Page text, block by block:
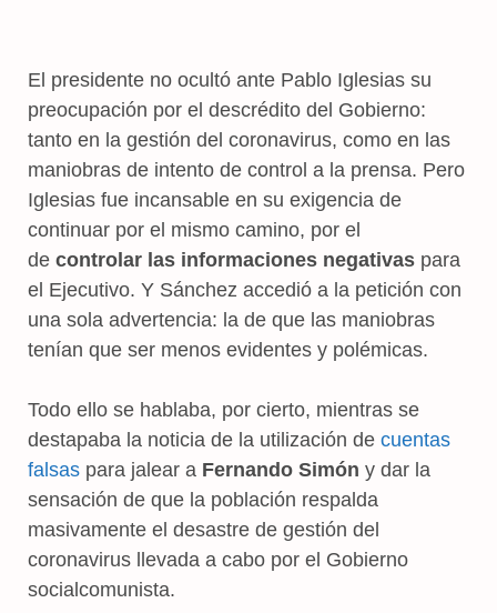
El presidente no ocultó ante Pablo Iglesias su
preocupación por el descrédito del Gobierno:
tanto en la gestión del coronavirus, como en las
maniobras de intento de control a la prensa. Pero
Iglesias fue incansable en su exigencia de
continuar por el mismo camino, por el
de controlar las informaciones negativas para
el Ejecutivo. Y Sánchez accedió a la petición con
una sola advertencia: la de que las maniobras
tenían que ser menos evidentes y polémicas.
Todo ello se hablaba, por cierto, mientras se
destapaba la noticia de la utilización de cuentas
falsas para jalear a Fernando Simón y dar la
sensación de que la población respalda
masivamente el desastre de gestión del
coronavirus llevada a cabo por el Gobierno
socialcomunista.